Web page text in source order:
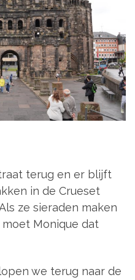
terug en er blijft
in de Crueset
ze sieraden maken
Monique dat
we terug naar de